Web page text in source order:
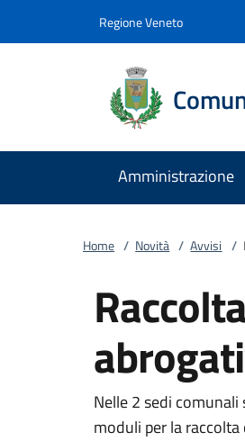
Regione Veneto
Amministrazione
Home / Novità / Avvisi /
Nelle 2 sedi
moduli per la